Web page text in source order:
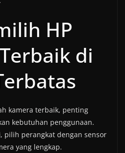
HP
di
kamera terbaik, penting
kebutuhan penggunaan.
pilih perangkat dengan sensor
yang lengkap.